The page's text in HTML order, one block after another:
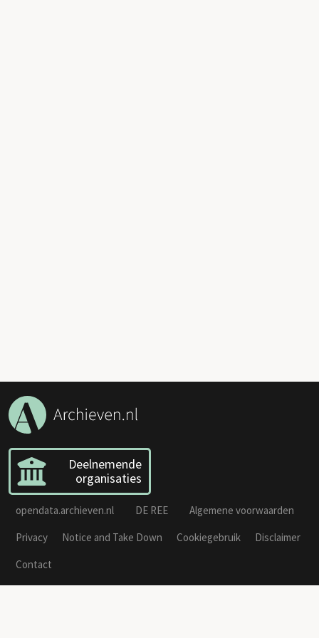
Deelnemende
organisaties
opendata.archieven.nl DE REE
Algemene voorwaarden
Privacy
Notice and Take Down Cookiegebruik
Disclaimer
Contact